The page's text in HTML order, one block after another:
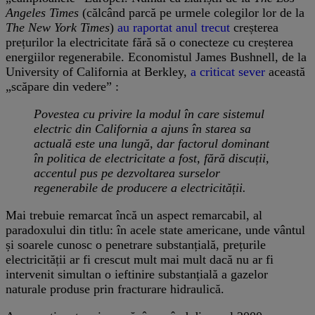
Angeles Times (călcând parcă pe urmele colegilor lor de la
The New York Times) au raportat anul trecut creșterea
prețurilor la electricitate fără să o conecteze cu creșterea
energiilor regenerabile. Economistul James Bushnell, de la
University of California at Berkley, a criticat sever această
„scăpare din vedere” :
Povestea cu privire la modul în care sistemul
electric din California a ajuns în starea sa
actuală este una lungă, dar factorul dominant
în politica de electricitate a fost, fără discuții,
accentul pus pe dezvoltarea surselor
regenerabile de producere a electricității.
Mai trebuie remarcat încă un aspect remarcabil, al
paradoxului din titlu: în acele state americane, unde vântul
și soarele cunosc o penetrare substanțială, prețurile
electricității ar fi crescut mult mai mult dacă nu ar fi
intervenit simultan o ieftinire substanțială a gazelor
naturale produse prin fracturare hidraulică.